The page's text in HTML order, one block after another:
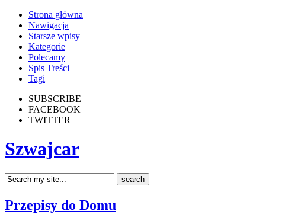
Strona główna
Nawigacja
Starsze wpisy
Kategorie
Polecamy
Spis Treści
Tagi
SUBSCRIBE
FACEBOOK
TWITTER
Szwajcar
Przepisy do Domu